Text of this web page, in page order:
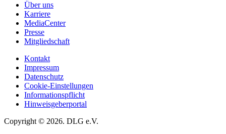
Über uns
Karriere
MediaCenter
Presse
Mitgliedschaft
Kontakt
Impressum
Datenschutz
Cookie-Einstellungen
Informationspflicht
Hinweisgeberportal
Copyright © 2026. DLG e.V.